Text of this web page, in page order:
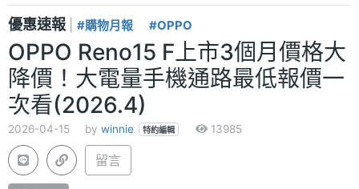
優惠速報 #購物月報 #OPPO
OPPO Reno15 F上市3個月價格大
降價！大電量手機通路最低報價一
次看(2026.4)
2026-04-15 by winnie 特約編輯 13985
留言